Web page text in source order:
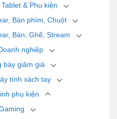
& Phụ kiện
Bàn phím, Chuột
Bàn, Ghế, Stream
nghiệp
bày giảm giá
tính xách tay
phụ kiện